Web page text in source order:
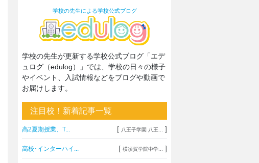
学校の先生による学校公式ブログ
学校の先生が更新する学校公式ブログ「エデ
ュログ（edulog）」では、学校の日々の様子
やイベント、入試情報などをブログや動画で
お届けします。
注目校！新着記事一覧
高2夏期授業、T... [ 八王子学園 八王... ]
高校･インターハイ... [ 横須賀学院中学... ]